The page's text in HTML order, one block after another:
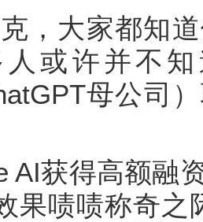
，大家都知
人或许并不
母公司
AI获得高额融
果啧啧称奇